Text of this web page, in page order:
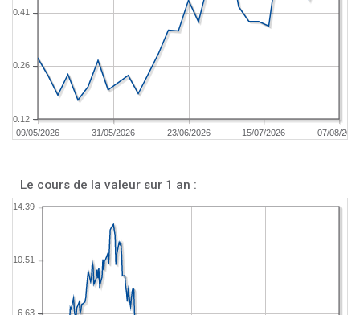
09/05/2026 31/05/2026 23/06/2026 15/07/2026 07/08/2026
0.12
0.26
0.41
Le cours de la valeur sur 1 an :
6.63
10.51
14.39